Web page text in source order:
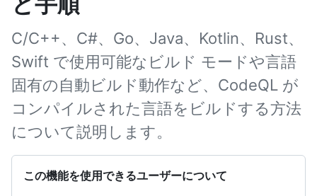
C/C++、C#、Go、Java、Kotlin、Rust、
Swift で使用可能なビルド モードや言語
固有の自動ビルド動作など、CodeQL が
コンパイルされた言語をビルドする方法
について説明します。
この機能を使用できるユーザーについて